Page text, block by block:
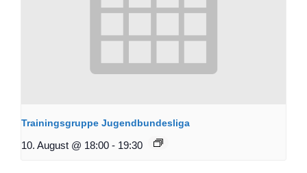
Trainingsgruppe Jugendbundesliga
10. August @ 18:00 - 19:30